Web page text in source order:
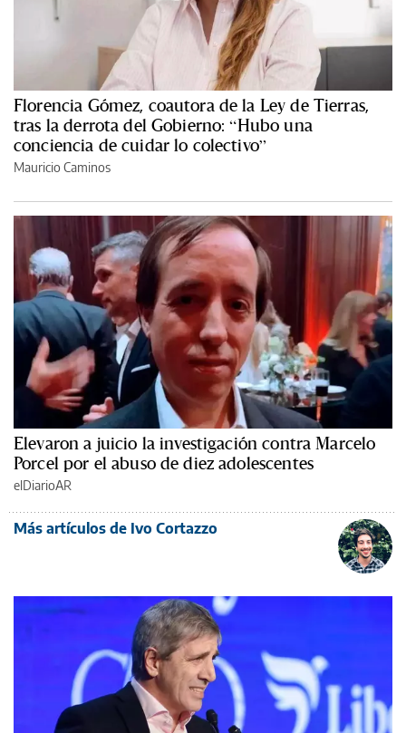
Florencia Gómez, coautora de la Ley de Tierras,
tras la derrota del Gobierno: “Hubo una
conciencia de cuidar lo colectivo”
Mauricio Caminos
Elevaron a juicio la investigación contra Marcelo
Porcel por el abuso de diez adolescentes
elDiarioAR
Más artículos de Ivo Cortazzo